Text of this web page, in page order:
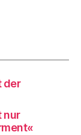
der
nur